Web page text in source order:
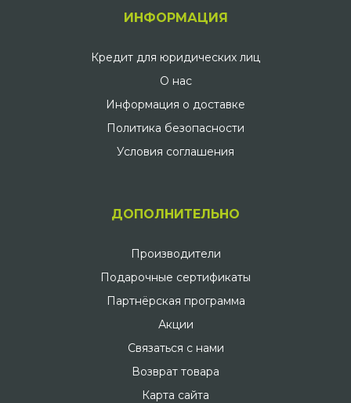
ИНФОРМАЦИЯ
Кредит для юридических лиц
О нас
Информация о доставке
Политика безопасности
Условия соглашения
ДОПОЛНИТЕЛЬНО
Производители
Подарочные сертификаты
Партнёрская программа
Акции
Связаться с нами
Возврат товара
Карта сайта